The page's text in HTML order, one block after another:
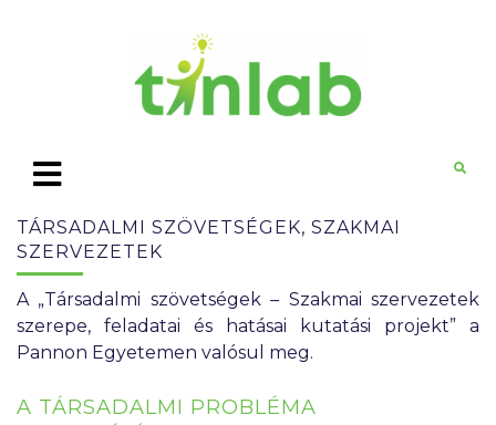
TÁRSADALMI SZÖVETSÉGEK, SZAKMAI
SZERVEZETEK
A „Társadalmi szövetségek – Szakmai szervezetek
szerepe, feladatai és hatásai kutatási projekt” a
Pannon Egyetemen valósul meg.
A TÁRSADALMI PROBLÉMA